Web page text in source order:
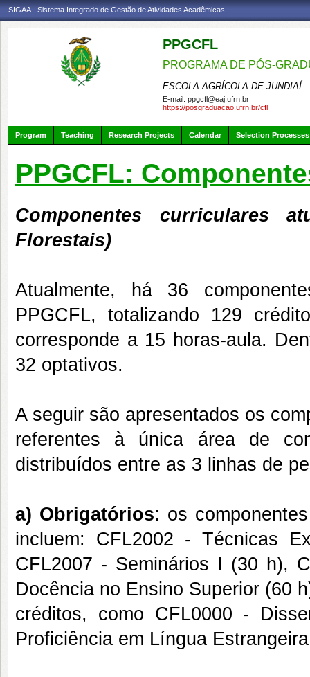
SIGAA - Sistema Integrado de Gestão de Atividades Acadêmicas
PPGCFL
PROGRAMA DE PÓS-
ESCOLA AGRÍCOLA DE JUNDIAÍ
E-mail: ppgcfl@eaj.ufrn.br
https://posgraduacao.ufrn.br/cfl
Program Teaching Research Projects Calendar Selection Processes
PPGCFL:
Componentes curriculares
Florestais)
Atualmente, há 36
PPGCFL, totalizando 129
corresponde a 15 horas-aula.
32 optativos.
A seguir são apresentados os
referentes à única área de
distribuídos entre as 3 linhas de
a) Obrigatórios: os
incluem: CFL2002 - Técnicas
CFL2007 - Seminários I (30 h),
Docência no Ensino Superior (60
créditos, como CFL0000 -
Proficiência em Língua